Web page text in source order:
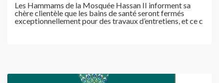
Les Hammams de la Mosquée Hassan II informent sa
chère clientèle que les bains de santé seront fermés
exceptionnellement pour des travaux d’entretiens, et ce c